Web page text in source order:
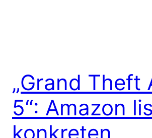
„Grand Theft
5“: Amazon
konkreten